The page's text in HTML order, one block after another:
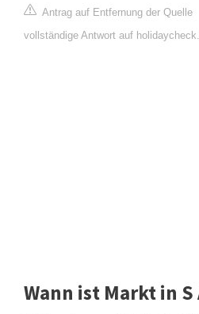
Antrag auf Entfernung der Quelle
vollständige Antwort auf
Wann ist Markt in S